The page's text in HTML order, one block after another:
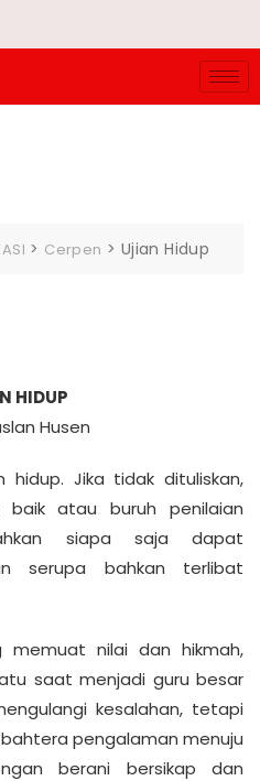
> Cerpen > Ujian Hidup
HIDUP
Husen
Jika tidak dituliskan,
baik atau buruh penilaian
siapa saja dapat
serupa bahkan terlibat
memuat nilai dan hikmah,
saat menjadi guru besar
kesalahan, tetapi
pengalaman menuju
berani bersikap dan